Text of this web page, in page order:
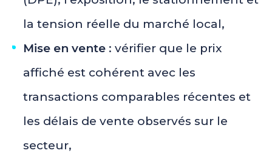
la tension réelle du marché local,
Mise en vente : vérifier que le prix
affiché est cohérent avec les
transactions comparables récentes et
les délais de vente observés sur le
secteur,